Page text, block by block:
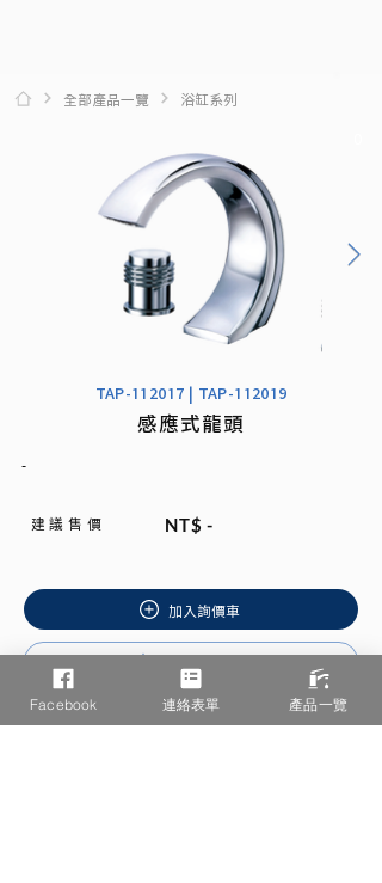
全部產品一覽 浴缸系列
TAP-112017 | TAP-112019
感應式龍頭
-
建 議 售 價 NT$ -
加入詢價車
安裝說明書
Facebook 連絡表單 產品一覽